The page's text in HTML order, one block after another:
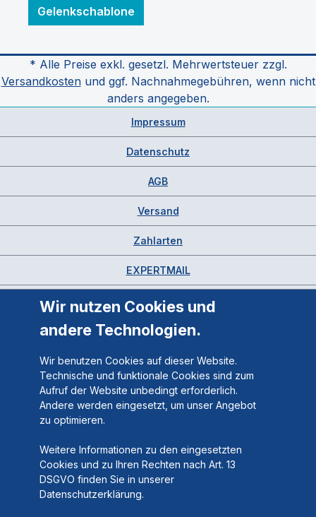
Gelenkschablone
* Alle Preise exkl. gesetzl. Mehrwertsteuer zzgl.
Versandkostenund ggf. Nachnahmegebühren, wenn nicht
anders angegeben.
Impressum
Datenschutz
AGB
Versand
Zahlarten
EXPERTMAIL
Wir nutzen Cookies und
andere Technologien.
Wir benutzen Cookies auf dieser Website.
Technische und funktionale Cookies sind zum
Aufruf der Website unbedingt erforderlich.
Andere werden eingesetzt, um unser Angebot
zu optimieren.
Weitere Informationen zu den eingesetzten
Cookies und zu Ihren Rechten nach Art. 13
DSGVO finden Sie in unserer
Datenschutzerklärung.